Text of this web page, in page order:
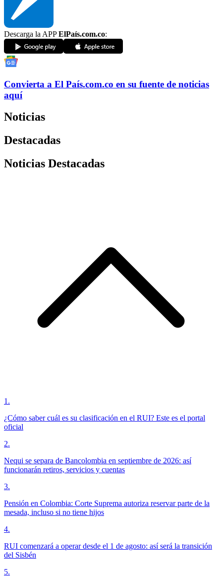
Descarga la APPElPaís.com.co:
Convierta a El País.com.co en su fuente de noticias
aquí
Noticias
Destacadas
Noticias Destacadas
1 .
¿Cómo saber cuál es su clasificación en el RUI? Este es el portal
oficial
2.
Nequi se separa de Bancolombia en septiembre de 2026: así
funcionarán retiros, servicios y cuentas
3.
Pensión en Colombia: Corte Suprema autoriza reservar parte de la
mesada, incluso si no tiene hijos
4.
RUI comenzará a operar desde el 1 de agosto: así será la transición
del Sisbén
5.